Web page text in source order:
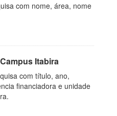
com nome, área, nome
Itabira
com título, ano,
financiadora e unidade